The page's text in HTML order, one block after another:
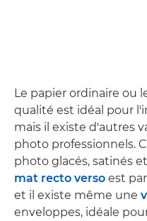
Le papier ordinaire ou
qualité est idéal pour
mais il existe d'autres
photo professionnels.
photo glacés, satinés
mat recto verso est
et il existe même une
enveloppes, idéale